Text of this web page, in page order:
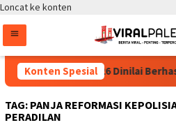
Loncat ke konten
Konten Spesial
Kapolri Cup 2026 Dinilai
TAG: PANJA REFORMASI
PERADILAN